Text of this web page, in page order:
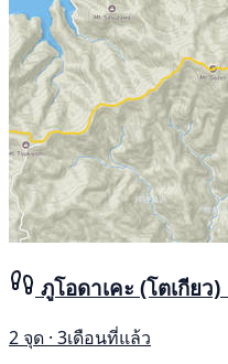
ภูโอดาเคะ (โตเกีย
2 จุด · 3เดือนที่แล้ว